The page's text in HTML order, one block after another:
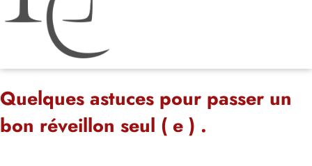
Quelques astuces pour passer un
bon réveillon seul ( e ) .